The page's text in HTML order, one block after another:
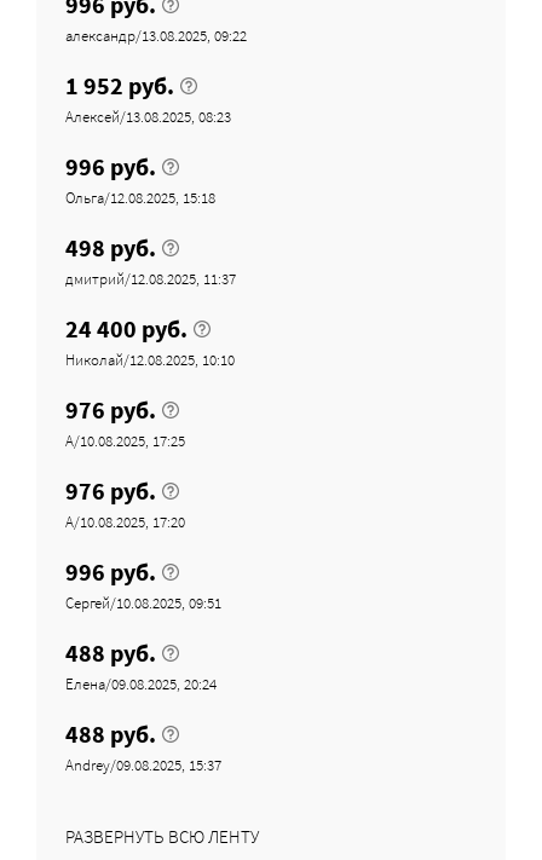
александр/13.08.2025, 09:22
1 952 руб.
Алексей/13.08.2025, 08:23
996 руб.
Ольга/12.08.2025, 15:18
498 руб.
дмитрий/12.08.2025, 11:37
24 400 руб.
Николай/12.08.2025, 10:10
976 руб.
А/10.08.2025, 17:25
976 руб.
А/10.08.2025, 17:20
996 руб.
Сергей/10.08.2025, 09:51
488 руб.
Елена/09.08.2025, 20:24
488 руб.
Andrey/09.08.2025, 15:37
РАЗВЕРНУТЬ ВСЮ ЛЕНТУ